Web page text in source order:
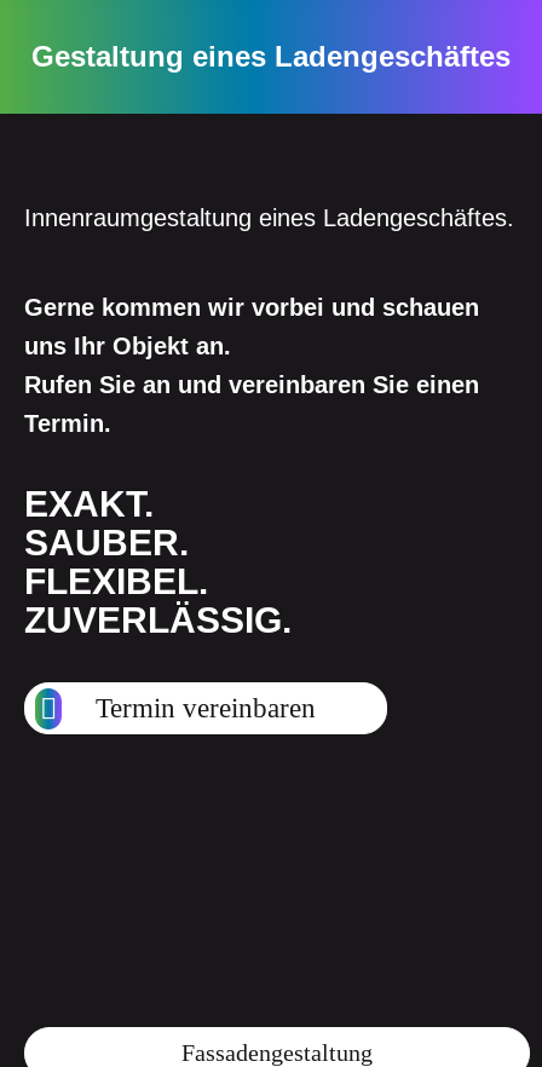
Gestaltung eines Ladengeschäftes
Innenraumgestaltung eines Ladengeschäftes.
Gerne kommen wir vorbei und schauen
uns Ihr Objekt an.
Rufen Sie an und vereinbaren Sie einen
Termin.
EXAKT.
SAUBER.
FLEXIBEL.
ZUVERLÄSSIG.
Termin vereinbaren
Fassadengestaltung